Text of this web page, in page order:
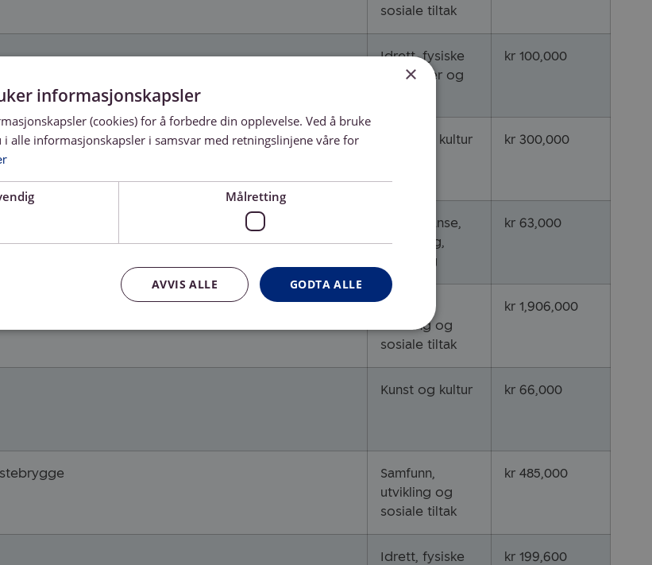
sosiale tiltak
Idrett, fysiske
aktiviteter og
kr 100,000
av kulturminne på botnen av Noregs mest
- Norsjø, forprosjekt/ kartlegging
Kunst og kultur kr 300,000
Kompetanse,
utdanning,
forskning
kr 63,000
Samfunn,
utvikling og
sosiale tiltak
kr 1,906,000
Kunst og kultur kr 66,000
Samfunn,
utvikling og
sosiale tiltak
kr 485,000
Idrett, fysiske
kr 199,600
×
informasjonskapsler
(cookies) for å forbedre din opplevelse. Ved å bruke
alle informasjonskapsler i samsvar med retningslinjene våre for
Målretting
GODTA ALLE
AVVIS ALLE